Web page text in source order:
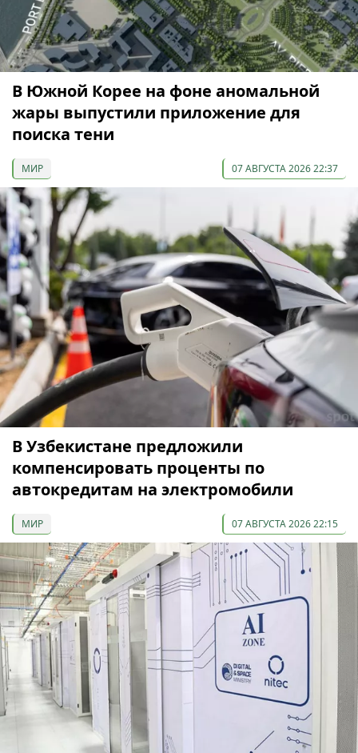
В Южной Корее на фоне аномальной
жары выпустили приложение для
поиска тени
МИР 07 АВГУСТА 2026 22:37
В Узбекистане предложили
компенсировать проценты по
автокредитам на электромобили
МИР 07 АВГУСТА 2026 22:15